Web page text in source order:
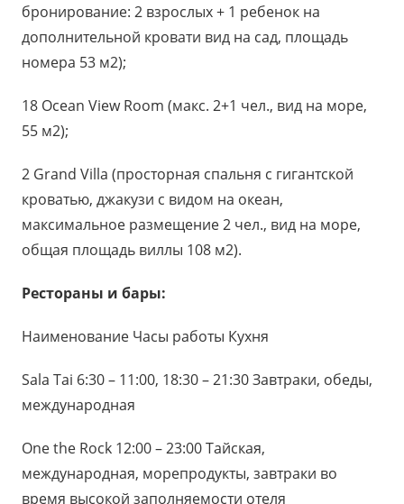
бронирование: 2 взрослых + 1 ребенок на
дополнительной кровати вид на сад, площадь
номера 53 м2);
18 Ocean View Room (макс. 2+1 чел., вид на море,
55 м2);
2 Grand Villa (просторная спальня с гигантской
кроватью, джакузи с видом на океан,
максимальное размещение 2 чел., вид на море,
общая площадь виллы 108 м2).
Рестораны и бары:
Наименование Часы работы Кухня
Sala Tai 6:30 – 11:00, 18:30 – 21:30 Завтраки, обеды,
международная
One the Rock 12:00 – 23:00 Тайская,
международная, морепродукты, завтраки во
время высокой заполняемости отеля